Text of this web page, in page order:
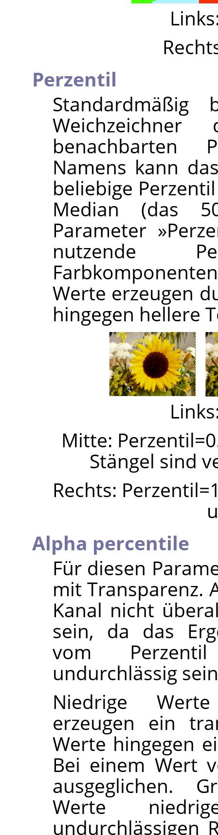
Perzentil
Standardmäßig
benachbarten
Namens kann
beliebige
Median (das
Parameter
nutzende
Werte erzeugen
hingegen hellere
Mitte:
Stängel sind
Rechts:
Alpha percentile
Für diesen
mit Transparenz.
Kanal nicht
sein, da das
vom
undurchlässig
Niedrige
erzeugen ein
Werte hingegen
Bei einem Wert
ausgeglichen.
Werte
undurchlässigen